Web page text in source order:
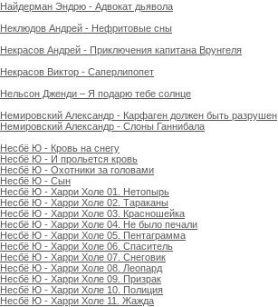
Найдерман Эндрю - Адвокат дьявола
Неклюдов Андрей - Нефритовые сны
Некрасов Андрей - Приключения капитана Врунгеля
Некрасов Виктор - Саперлипопет
Нельсон Дженди – Я подарю тебе солнце
Немировский Александр - Карфаген должен быть разрушен
Немировский Александр - Слоны Ганнибала
Несбё Ю - Кровь на снегу
Несбё Ю - И прольется кровь
Несбё Ю - Охотники за головами
Несбё Ю - Сын
Несбё Ю - Харри Холе 01. Нетопырь
Несбё Ю - Харри Холе 02. Тараканы
Несбё Ю - Харри Холе 03. Красношейка
Несбё Ю - Харри Холе 04. Не было печали
Несбё Ю - Харри Холе 05. Пентаграмма
Несбё Ю - Харри Холе 06. Спаситель
Несбё Ю - Харри Холе 07. Снеговик
Несбё Ю - Харри Холе 08. Леопард
Несбё Ю - Харри Холе 09. Призрак
Несбё Ю - Харри Холе 10. Полиция
Несбё Ю - Харри Холе 11. Жажда